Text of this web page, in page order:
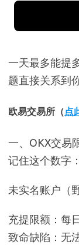
一天最多能提
题直接关系到
欧易交易所（点
一、OKX交易
记住这个数字
未实名账户（
充提限额：每
致命缺陷：无